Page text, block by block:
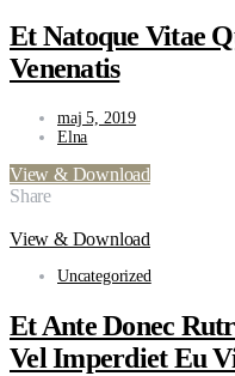
Et Natoque Vitae
Venenatis
maj 5, 2019
Elna
View & Download
Share
View & Download
Uncategorized
Et Ante Donec
Vel Imperdiet Eu